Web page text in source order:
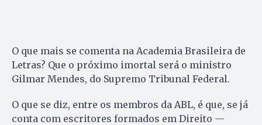
O que mais se comenta na Academia Brasileira de
Letras? Que o próximo imortal será o ministro
Gilmar Mendes, do Supremo Tribunal Federal.
O que se diz, entre os membros da ABL, é que, se já
conta com escritores formados em Direito —